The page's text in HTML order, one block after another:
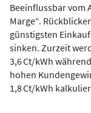
Beeinflussbar vom
Marge“.
günstigsten
sinken. Zurzeit
3,6 Ct/kWh
hohen
1,8 Ct/kWh